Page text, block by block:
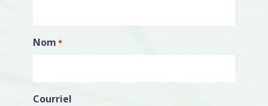
Nom *
Courriel